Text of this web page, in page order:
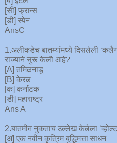
[सी] फ्रान्स
[डी] स्पेन
AnsC
1.अलीकडेच बातम्यांमध्ये दिसलेली
राज्याने सुरू केली आहे?
[A] तमिळनाडू
[B] केरळ
[क] कर्नाटक
[डी] महाराष्ट्र
Ans A
2.बातमीत नुकताच उल्लेख केलेला
[अ] एक नवीन कृत्रिम बुद्धिमत्ता साधन